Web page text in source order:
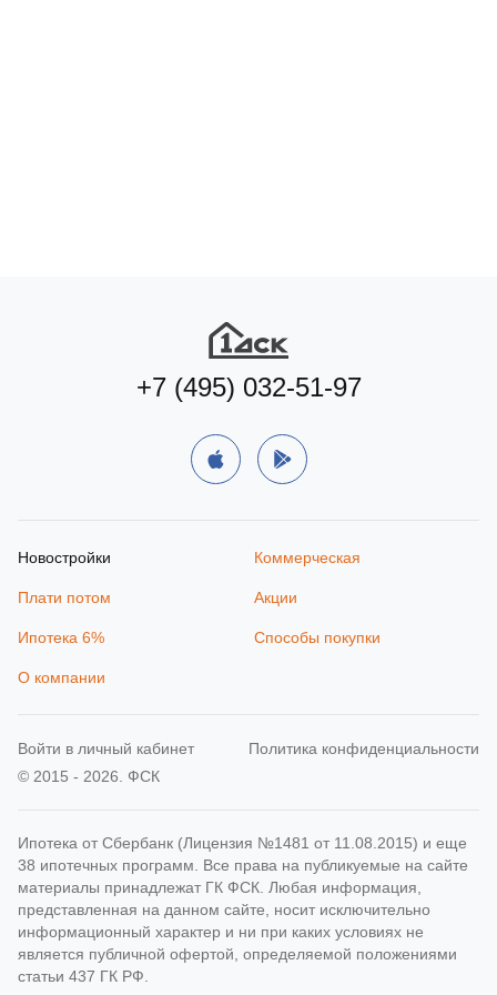
+7 (495) 032-51-97
Новостройки Коммерческая
Плати потом Акции
Ипотека 6% Способы покупки
О компании
© 2015 - 2026. ФСК
Политика конфиденциальности
Ипотека от Сбербанк (Лицензия №1481 от 11.08.2015) и еще
38 ипотечных программ. Все права на публикуемые на сайте
материалы принадлежат ГК ФСК. Любая информация,
представленная на данном сайте, носит исключительно
информационный характер и ни при каких условиях не
является публичной офертой, определяемой положениями
статьи 437 ГК РФ.
Войти в личный кабинет